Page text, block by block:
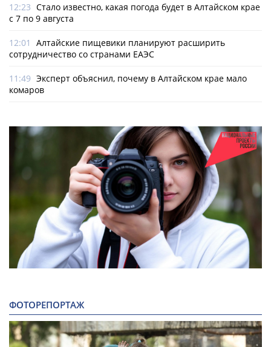
12:23 Стало известно, какая погода будет в Алтайском крае
с 7 по 9 августа
12:01
Алтайские пищевики планируют расширить
сотрудничество со странами ЕАЭС
11:49 Эксперт объяснил, почему в Алтайском крае мало
комаров
ФОТОРЕПОРТАЖ